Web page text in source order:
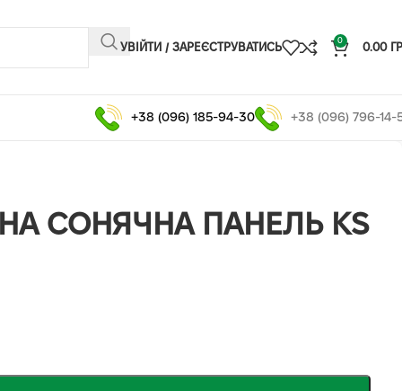
УВІЙТИ / ЗАРЕЄСТРУВАТИСЬ
0
0.00
+38 (096) 185-94-30 +38 (096) 796-14-
СОНЯЧНА ПАНЕЛЬ KS